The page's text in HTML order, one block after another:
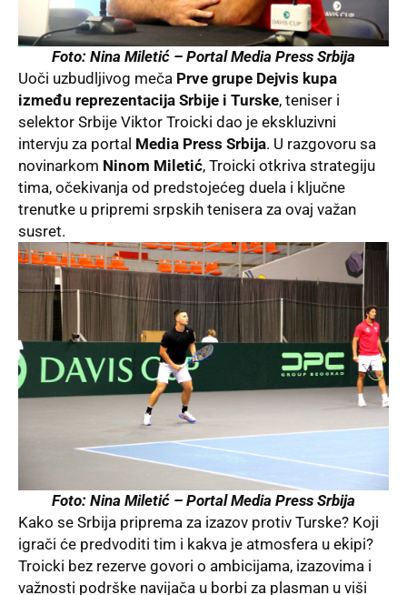
Foto: Nina Miletić – Portal Media Press Srbija
Uoči uzbudljivog meča Prve grupe Dejvis kupa
između reprezentacija Srbije i Turske, teniser i
selektor Srbije Viktor Troicki dao je ekskluzivni
intervju za portal Media Press Srbija. U razgovoru sa
novinarkom Ninom Miletić, Troicki otkriva strategiju
tima, očekivanja od predstojećeg duela i ključne
trenutke u pripremi srpskih tenisera za ovaj važan
susret.
Foto: Nina Miletić – Portal Media Press Srbija
Kako se Srbija priprema za izazov protiv Turske? Koji
igrači će predvoditi tim i kakva je atmosfera u ekipi?
Troicki bez rezerve govori o ambicijama, izazovima i
važnosti podrške navijača u borbi za plasman u viši